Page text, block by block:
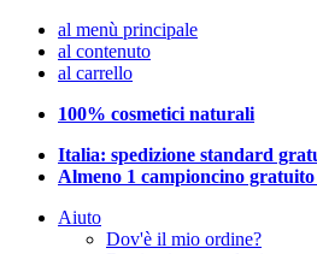
al menù principale
al contenuto
al carrello
100% cosmetici naturali
Italia: spedizione standard
Almeno 1 campioncino gratuito
Aiuto
Dov'è il mio ordine?